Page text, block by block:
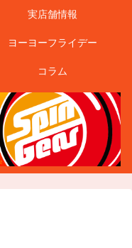
実店舗情報
ヨーヨーフライデー
コラム